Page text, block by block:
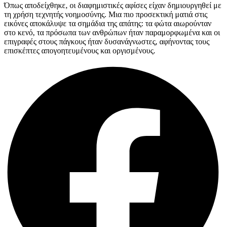
Όπως αποδείχθηκε, οι διαφημιστικές αφίσες είχαν δημιουργηθεί με
τη χρήση τεχνητής νοημοσύνης. Μια πιο προσεκτική ματιά στις
εικόνες αποκάλυψε τα σημάδια της απάτης: τα φώτα αιωρούνταν
στο κενό, τα πρόσωπα των ανθρώπων ήταν παραμορφωμένα και οι
επιγραφές στους πάγκους ήταν δυσανάγνωστες, αφήνοντας τους
επισκέπτες απογοητευμένους και οργισμένους.